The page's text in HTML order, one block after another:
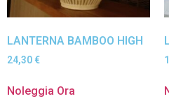
LANTERNA BAMBOO HIGH
24,30 €
Noleggia Ora